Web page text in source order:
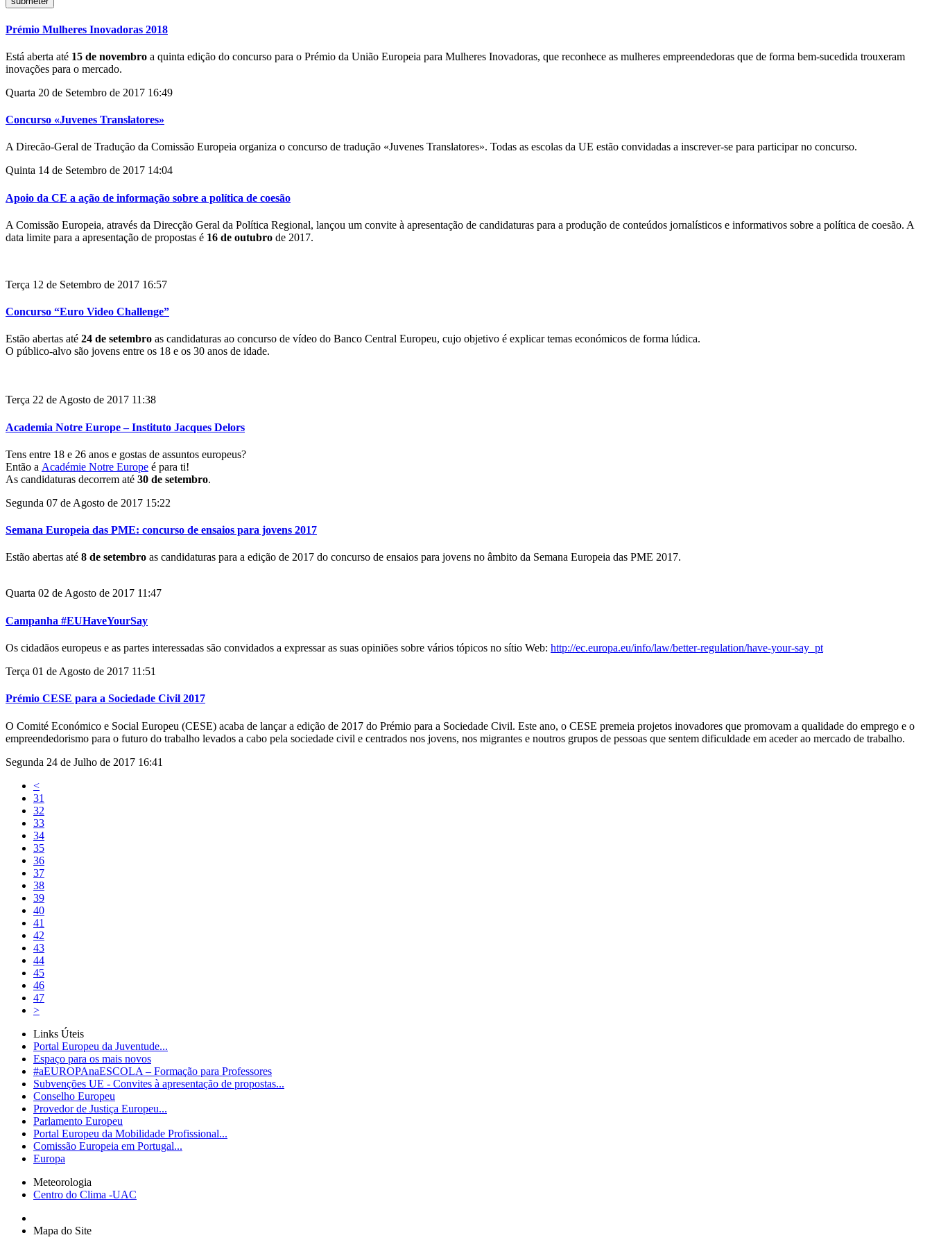
Prémio Mulheres Inovadoras 2018
Está aberta até 15 de novembro a quinta edição do concurso para o Prémio da União Europeia para Mulheres Inovadoras, que reconhece as mulheres empreendedoras que de forma bem-sucedida trouxeram
inovações para o mercado.
Quarta 20 de Setembro de 2017 16:49
Concurso «Juvenes Translatores»
A Direcão-Geral de Tradução da Comissão Europeia organiza o concurso de tradução «Juvenes Translatores». Todas as escolas da UE estão convidadas a inscrever-se para participar no concurso.
Quinta 14 de Setembro de 2017 14:04
Apoio da CE a ação de informação sobre a política de coesão
A Comissão Europeia, através da Direcção Geral da Política Regional, lançou um convite à apresentação de candidaturas para a produção de conteúdos jornalísticos e informativos sobre a política de coesão. A
data limite para a apresentação de propostas é 16 de outubro de 2017.
Terça 12 de Setembro de 2017 16:57
Concurso “Euro Video Challenge”
Estão abertas até 24 de setembro as candidaturas ao concurso de vídeo do Banco Central Europeu, cujo objetivo é explicar temas económicos de forma lúdica.
O público-alvo são jovens entre os 18 e os 30 anos de idade.
Terça 22 de Agosto de 2017 11:38
Academia Notre Europe – Instituto Jacques Delors
Tens entre 18 e 26 anos e gostas de assuntos europeus?
Então a Académie Notre Europe é para ti!
As candidaturas decorrem até 30 de setembro.
Segunda 07 de Agosto de 2017 15:22
Semana Europeia das PME: concurso de ensaios para jovens 2017
Estão abertas até 8 de setembro as candidaturas para a edição de 2017 do concurso de ensaios para jovens no âmbito da Semana Europeia das PME 2017.
Quarta 02 de Agosto de 2017 11:47
Campanha #EUHaveYourSay
Os cidadãos europeus e as partes interessadas são convidados a expressar as suas opiniões sobre vários tópicos no sítio Web: http://ec.europa.eu/info/law/better-regulation/have-your-say_pt
Terça 01 de Agosto de 2017 11:51
Prémio CESE para a Sociedade Civil 2017
O Comité Económico e Social Europeu (CESE) acaba de lançar a edição de 2017 do Prémio para a Sociedade Civil. Este ano, o CESE premeia projetos inovadores que promovam a qualidade do emprego e o
empreendedorismo para o futuro do trabalho levados a cabo pela sociedade civil e centrados nos jovens, nos migrantes e noutros grupos de pessoas que sentem dificuldade em aceder ao mercado de trabalho.
Segunda 24 de Julho de 2017 16:41
<
31
32
33
34
35
36
37
38
39
40
41
42
43
44
45
46
47
>
Links Úteis
Portal Europeu da Juventude...
Espaço para os mais novos
#aEUROPAnaESCOLA – Formação para Professores
Subvenções UE - Convites à apresentação de propostas...
Conselho Europeu
Provedor de Justiça Europeu...
Parlamento Europeu
Portal Europeu da Mobilidade Profissional...
Comissão Europeia em Portugal...
Europa
Meteorologia
Centro do Clima -UAC
Mapa do Site